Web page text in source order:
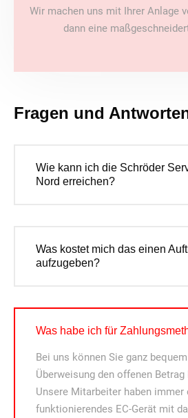
Wir machen uns mit Ihrer Anlage
dann eine
Fragen und
Wie kann ich die Schröder
Nord erreichen?
Was kostet mich das einen
aufzugeben?
Was habe ich für
Bei uns können Sie ganz
Überweisung den offenen Betrag
Unsere Mitarbeiter haben immer
funktionierendes EC-Gerät mit